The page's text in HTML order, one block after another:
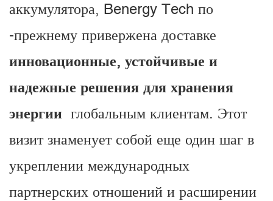
аккумулятора, Benergy Tech по
-прежнему привержена доставке
инновационные, устойчивые и
надежные решения для хранения
энергии глобальным клиентам. Этот
визит знаменует собой еще один шаг в
укреплении международных
партнерских отношений и расширении